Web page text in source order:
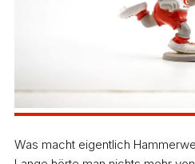
Was macht eigentlich